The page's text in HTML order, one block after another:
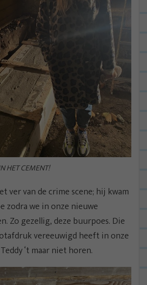
HET CEMENT!
ver van de crime scene; hij kwam
zodra we in onze nieuwe
Zo gezellig, deze buurpoes. Die
vereeuwigd heeft in onze
‘t maar niet horen.